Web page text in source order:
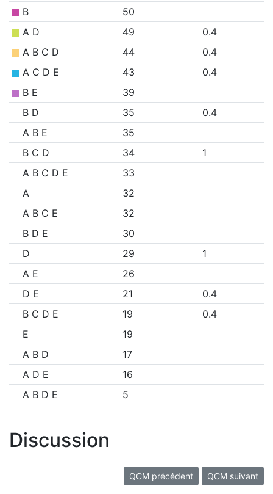
B
50
A D
49
0.4
A B C D
44
0.4
A C D E
43
0.4
B E
39
B D
35
0.4
A B E
35
B C D
34
1
A B C D E
33
A
32
A B C E
32
B D E
30
D
29
1
A E
26
D E
21
0.4
B C D E
19
0.4
E
19
A B D
17
A D E
16
A B D E
5
Discussion
QCM précédent QCM suivant